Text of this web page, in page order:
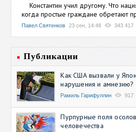
Константин учил другому. Что
когда простые граждане обретают
Павел Святенков 23 сен, 14:48 343 417
Публикации
Как США вызвали у
нарушения и амнезию?
Рамиль Гарифуллин 917
Пурпурные поля
человечества